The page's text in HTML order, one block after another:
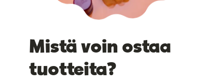
Mistä voin ostaa
tuotteita?